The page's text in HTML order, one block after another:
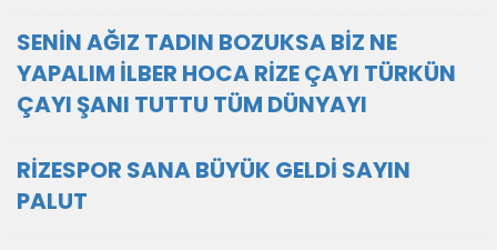
SENİN AĞIZ TADIN BOZUKSA BİZ NE
YAPALIM İLBER HOCA RİZE ÇAYI TÜRKÜN
ÇAYI ŞANI TUTTU TÜM DÜNYAYI
RİZESPOR SANA BÜYÜK GELDİ SAYIN
PALUT